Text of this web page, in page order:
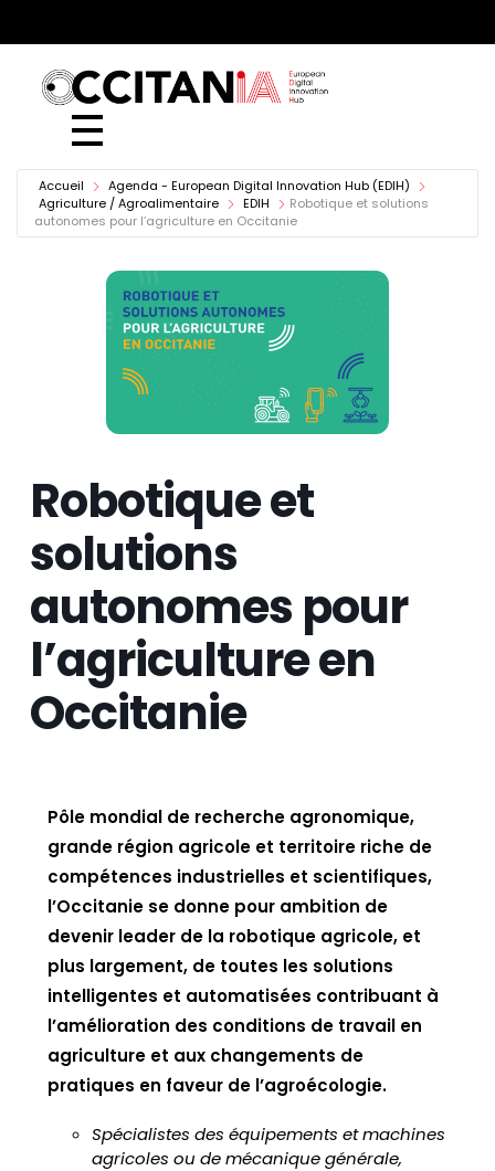
Accueil
Agenda - European Digital Innovation Hub (EDIH)
Agriculture / Agroalimentaire
EDIH
Robotique et solutions
autonomes pour l’agriculture en Occitanie
Robotique et
solutions
autonomes pour
l’agriculture en
Occitanie
Pôle mondial de recherche agronomique,
grande région agricole et territoire riche de
compétences industrielles et scientifiques,
l’Occitanie se donne pour ambition de
devenir leader de la robotique agricole, et
plus largement, de toutes les solutions
intelligentes et automatisées contribuant à
l’amélioration des conditions de travail en
agriculture et aux changements de
pratiques en faveur de l’agroécologie.
Spécialistes des équipements et machines
agricoles ou de mécanique générale,